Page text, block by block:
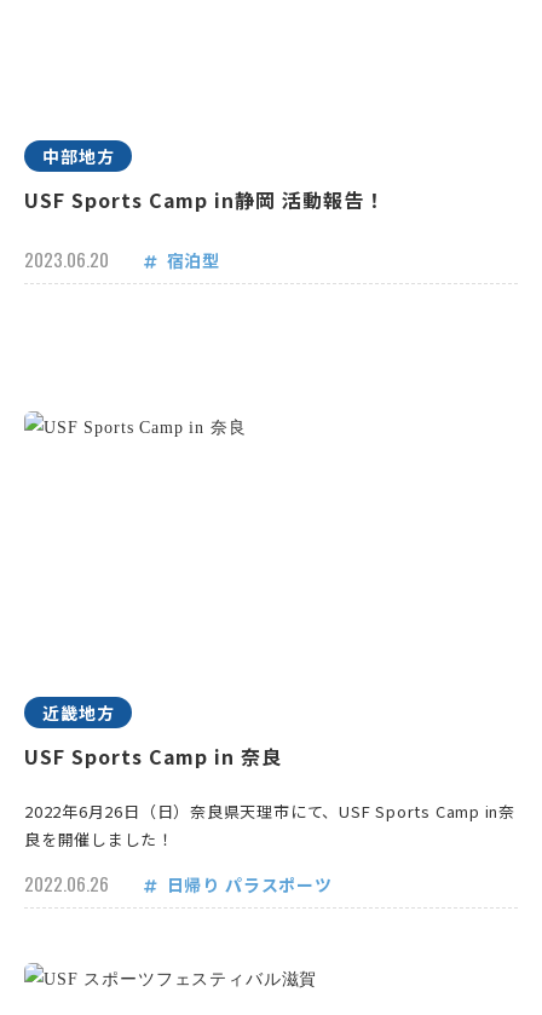
中部地方
USF Sports Camp in静岡 活動報告！
2023.06.20 宿泊型
近畿地方
USF Sports Camp in 奈良
2022年6月26日（日）奈良県天理市にて、USF Sports Camp in奈
良を開催しました！
2022.06.26 日帰り パラスポーツ